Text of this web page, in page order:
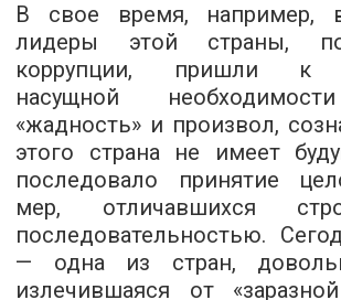
В свое время, например,
лидеры этой страны,
коррупции, пришли к
насущной
«жадность» и произвол,
этого страна не имеет
последовало принятие
мер, отличавшихся
последовательностью.
— одна из стран,
излечившаяся от